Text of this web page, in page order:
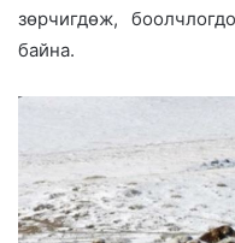
зөрчигдөж,
байна.